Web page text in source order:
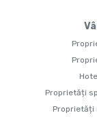
Proprietăți
Proprietăți